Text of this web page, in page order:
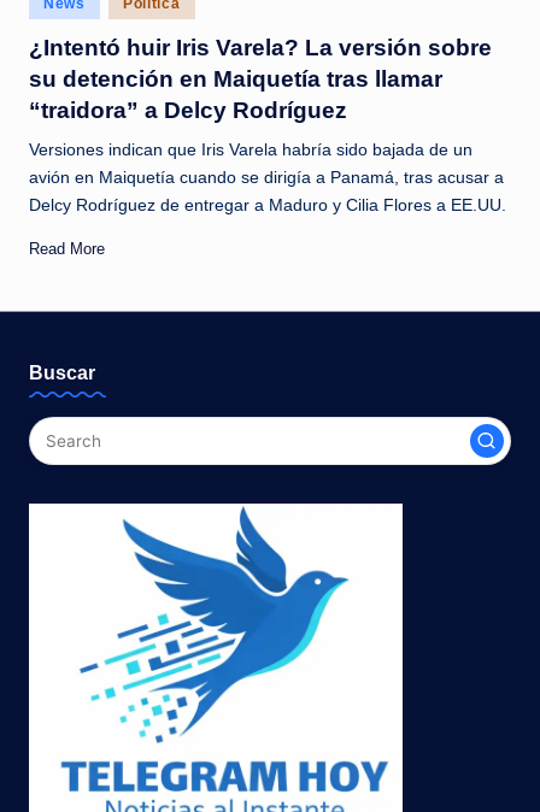
c
i
a
a
l
i
t
a
n
in
News Política
¿Intentó huir Iris Varela? La versión sobre
su detención en Maiquetía tras llamar
“traidora” a Delcy Rodríguez
Versiones indican que Iris Varela habría sido bajada de un
avión en Maiquetía cuando se dirigía a Panamá, tras acusar a
Delcy Rodríguez de entregar a Maduro y Cilia Flores a EE.UU.
Read More
Buscar